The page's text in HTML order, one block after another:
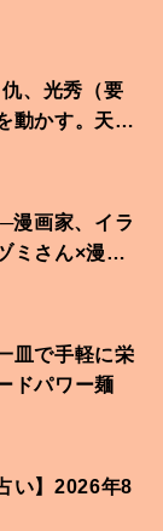
、光秀（要
動かす。天下
漫画家、イラ
ミさん×漫画
皿で手軽に栄
ドパワー麺
い】2026年8